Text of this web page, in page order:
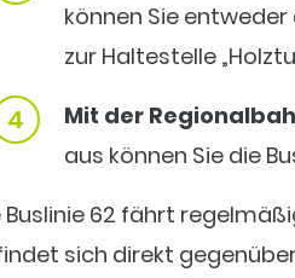
können Sie
zur Haltestelle
Mit der
aus können Sie die
Buslinie 62 fährt
sich direkt